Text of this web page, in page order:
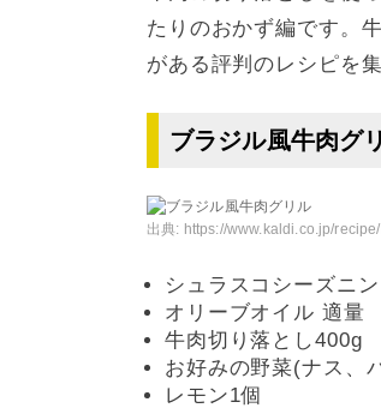
たりのおかず編です。
がある評判のレシピを
ブラジル風牛肉グ
出典: https://www.kaldi.co.jp/
シュラスコシーズニ
オリーブオイル 適量
牛肉切り落とし400g
お好みの野菜(ナス、
レモン1個